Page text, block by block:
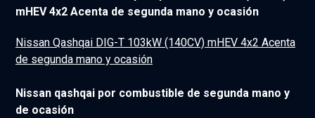
mHEV 4x2 Acenta de segunda mano y ocasión
Nissan Qashqai DIG-T 103kW (140CV) mHEV 4x2 Acenta
de segunda mano y ocasión
Nissan qashqai por combustible de segunda mano y
de ocasión